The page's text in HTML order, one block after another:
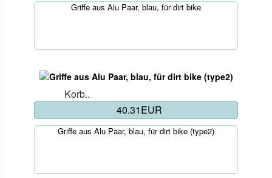
Griffe aus Alu Paar, blau, für dirt bike
Korb..
40.31EUR
Griffe aus Alu Paar, blau, für dirt bike (type2)